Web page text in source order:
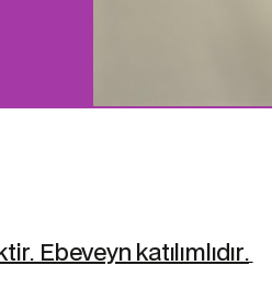
Ebeveyn katılımlıdır.